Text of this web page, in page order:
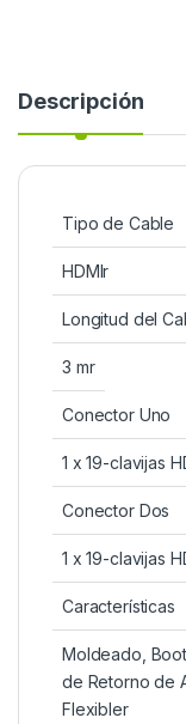
Descripción
Tipo de Cable
HDMIr
Longitud del
3 mr
Conector Uno
1 x 19-clavijas
Conector Dos
1 x 19-clavijas
Características
Moldeado,
de Retorno de
Flexibler